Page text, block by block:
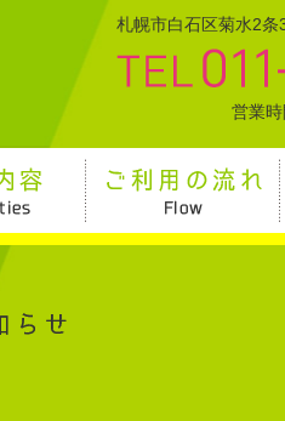
札幌市白石区菊水2
営業